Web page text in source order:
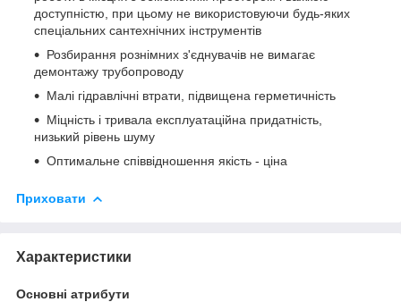
доступністю, при цьому не використовуючи будь-яких
спеціальних сантехнічних інструментів
Розбирання рознімних з'єднувачів не вимагає
демонтажу трубопроводу
Малі гідравлічні втрати, підвищена герметичність
Міцність і тривала експлуатаційна придатність,
низький рівень шуму
Оптимальне співвідношення якість - ціна
Приховати
Характеристики
Основні атрибути